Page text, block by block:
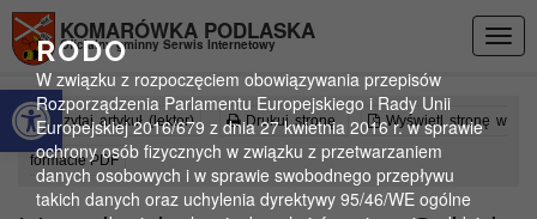
Otwórz pasek narzędzi
KOMARÓWKA PODLASKA
Oficjalny gminny Serwis Internetowy
Czytaj artykuł (lektor) Drukuj stronę Wyświetl stronę w
formacie PDF
RODO
W związku z rozpoczęciem obowiązywania przepisów
Rozporządzenia Parlamentu Europejskiego i Rady Unii
Europejskiej 2016/679 z dnia 27 kwietnia 2016 r. w sprawie
ochrony osób fizycznych w związku z przetwarzaniem
danych osobowych i w sprawie swobodnego przepływu
takich danych oraz uchylenia dyrektywy 95/46/WE ogólne